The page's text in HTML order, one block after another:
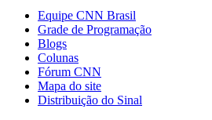
Equipe CNN Brasil
Grade de Programação
Blogs
Colunas
Fórum CNN
Mapa do site
Distribuição do Sinal